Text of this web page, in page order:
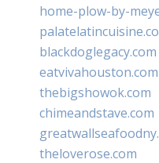
home-plow-by-
blackdoglegacy.com
eatvivahouston.com
thebigshowok.com
chimeandstave.com
theloverose.com